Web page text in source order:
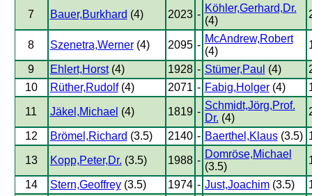
7 Bauer,Burkhard (4) 2023 -
Köhler,Gerhard,Dr.
(4)
8 Szenetra,Werner(4) 2095 -
McAndrew,Robert
(4)
9 Ehlert,Horst(4) 1928 - Stümer,Paul (4)
10
Rüther,Rudolf(4) 2071 - Fabig,Holger(4)
11 Jäkel,Michael (4) 1819 -
Schmidt,Jörg,Prof.
Dr. (4)
12 Brömel,Richard (3.5) 2140 - Baerthel,Klaus(3.5)
13 Kopp,Peter,Dr. (3.5) 1988 -
Domröse,Michael
(3.5)
14 Stern,Geoffrey(3.5) 1974 - Just,Joachim(3.5)